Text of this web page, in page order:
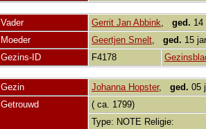
Vader Gerrit Jan Abbink, ged. 14
Moeder
Geertjen Smelt, ged. 15
Gezins-ID
F4178
Gezin Johanna Hopster, ged. 05
Getrouwd
( ca. 1799)
Type: NOTE Religie: